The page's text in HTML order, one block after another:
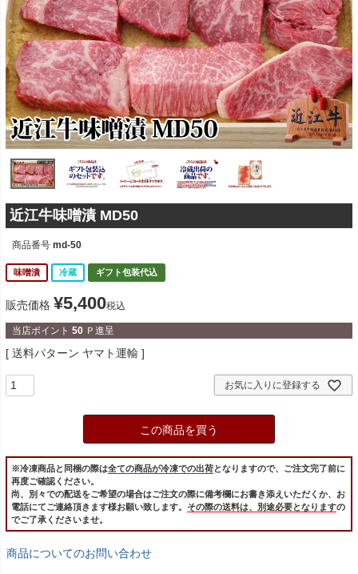
近江牛味噌漬 MD50
商品番号 md-50
味噌漬 冷蔵 ギフト包装代込
販売価格 ¥5,400税込
当店ポイント 50 Ｐ進呈
送料パターン ヤマト運輸
お気に入りに登録する
この商品を買う
※冷凍商品と同梱の際は全ての商品が冷凍での出荷となりますので、ご注文完了前に
再度ご確認ください。
尚、別々での配送をご希望の場合はご注文の際に備考欄にお書き添えいただくか、お
電話にてご連絡頂きます様お願い致します。 その際の送料は、別途必要となりますの
でご了承くださいませ。
商品についてのお問い合わせ